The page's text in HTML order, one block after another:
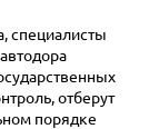
специалисты
отберут
порядке